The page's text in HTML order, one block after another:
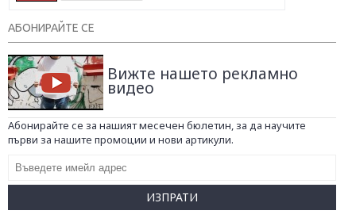
АБОНИРАЙТЕ СЕ
Вижте нашето рекламно
видео
Абонирайте се за нашият месечен бюлетин, за да научите
първи за нашите промоции и нови артикули.
ИЗПРАТИ